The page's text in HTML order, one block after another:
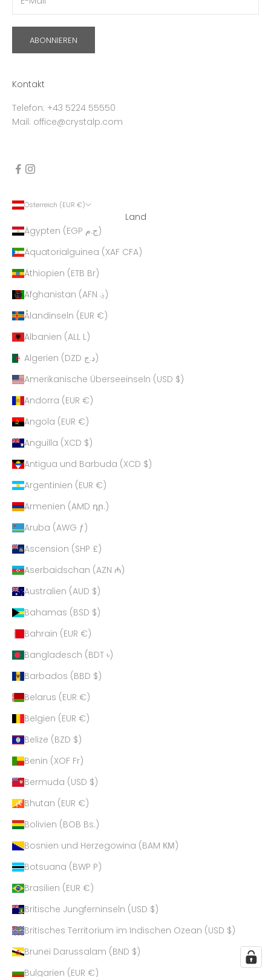
ABONNIEREN
Kontakt
Telefon: +43 5224 55550
Mail: office@crystalp.com
Österreich (EUR €)
Land
Ägypten (EGP ج.م)
Äquatorialguinea (XAF CFA)
Äthiopien (ETB Br)
Afghanistan (AFN ؋)
Ålandinseln (EUR €)
Albanien (ALL L)
Algerien (DZD د.ج)
Amerikanische Überseeinseln (USD $)
Andorra (EUR €)
Angola (EUR €)
Anguilla (XCD $)
Antigua und Barbuda (XCD $)
Argentinien (EUR €)
Armenien (AMD դր.)
Aruba (AWG ƒ)
Ascension (SHP £)
Aserbaidschan (AZN ₼)
Australien (AUD $)
Bahamas (BSD $)
Bahrain (EUR €)
Bangladesch (BDT ৳)
Barbados (BBD $)
Belarus (EUR €)
Belgien (EUR €)
Belize (BZD $)
Benin (XOF Fr)
Bermuda (USD $)
Bhutan (EUR €)
Bolivien (BOB Bs.)
Bosnien und Herzegowina (BAM КМ)
Botsuana (BWP P)
Brasilien (EUR €)
Britische Jungferninseln (USD $)
Britisches Territorium im Indischen Ozean (USD $)
Brunei Darussalam (BND $)
Bulgarien (EUR €)